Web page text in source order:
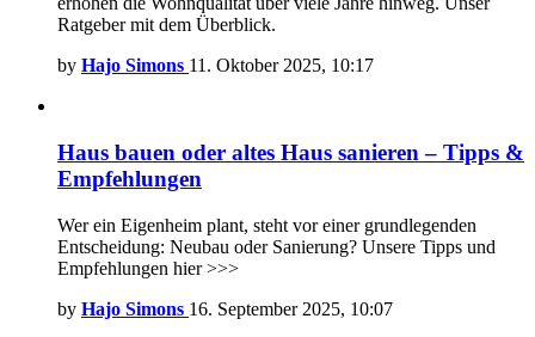
Ratgeber mit dem Überblick.
by Hajo Simons 11. Oktober 2025, 10:17
Haus bauen oder altes Haus sanieren – Tipps &
Empfehlungen
Wer ein Eigenheim plant, steht vor einer grundlegenden
Entscheidung: Neubau oder Sanierung? Unsere Tipps und
Empfehlungen hier >>>
by Hajo Simons 16. September 2025, 10:07